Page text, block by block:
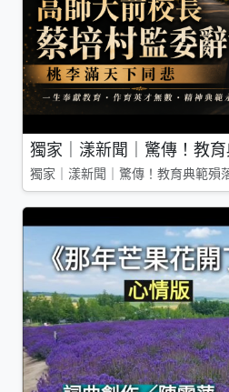
獨家｜漾新聞｜驚傳！教
獨家｜漾新聞｜驚傳！教育典範